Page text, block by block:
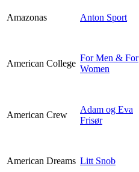
Amazonas Anton Sport
American College
For Men & For
Women
American Crew
Adam og Eva
Frisør
American Dreams Litt Snob